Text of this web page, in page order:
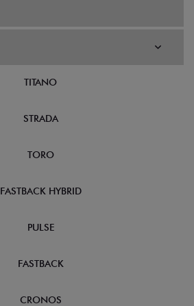
TITANO
STRADA
TORO
FASTBACK HYBRID
PULSE
FASTBACK
CRONOS